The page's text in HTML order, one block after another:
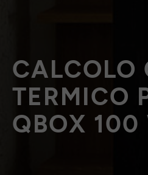
CALCOLO
TERMICO
QBOX 100